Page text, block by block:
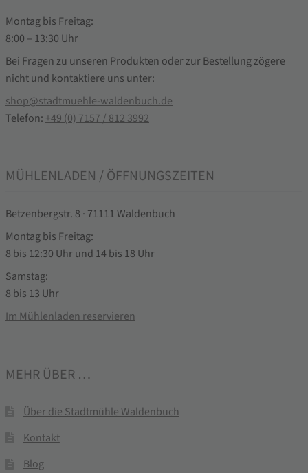
Montag bis Freitag:
8:00 – 13:30 Uhr
Bei Fragen zu unseren Produkten oder zur Bestellung zögere
nicht und kontaktiere uns unter:
shop@stadtmuehle-waldenbuch.de
Telefon: +49 (0) 7157 / 812 3992
MÜHLENLADEN / ÖFFNUNGSZEITEN
Betzenbergstr. 8 · 71111 Waldenbuch
Montag bis Freitag:
8 bis 12:30 Uhr und 14 bis 18 Uhr
Samstag:
8 bis 13 Uhr
Im Mühlenladen reservieren
MEHR ÜBER …
Über die Stadtmühle Waldenbuch
Kontakt
Blog